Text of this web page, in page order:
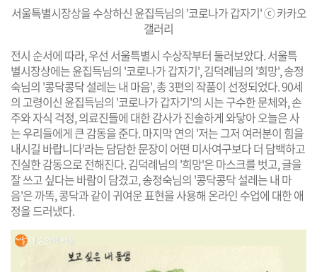
서울특별시장상을 수상하신 윤집득님의 '코로나가 갑자기' ⓒ 카카오
갤러리
전시 순서에 따라, 우선 서울특별시 수상작부터 둘러보았다. 서울특
별시장상에는 윤집득님의 '코로나가 갑자기', 김덕례님의 '희망', 송정
숙님의 '콩닥콩닥 설레는 내 마음', 총 3편의 작품이 선정되었다. 90세
의 고령이신 윤집득님의 '코로나가 갑자기'의 시는 구수한 문체와, 손
주와 자식 걱정, 의료진들에 대한 감사가 진솔하게 와닿아 오늘은 사
는 우리들에게 큰 감동을 준다. 마지막 연의 '저는 그저 여러분이 힘을
내시길 바랍니다'라는 담담한 문장이 어떤 미사여구보다 더 담백하고
진실한 감동으로 전해진다. 김덕례님의 '희망'은 마스크를 벗고, 글을
잘 쓰고 싶다는 바람이 담겼고, 송정숙님의 '콩닥콩닥 설레는 내 마
음'은 까똑, 콩닥과 같이 귀여운 표현을 사용해 온라인 수업에 대한 애
정을 드러냈다.